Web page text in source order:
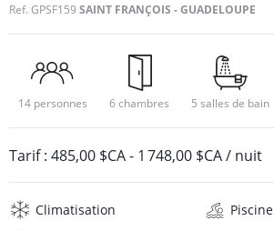
Ref. GPSF159 SAINT FRANÇOIS - GUADELOUPE
14 personnes 6 chambres 5 salles de bain
Tarif : 485,00 $CA- 1 748,00 $CA/ nuit
Climatisation
Piscine